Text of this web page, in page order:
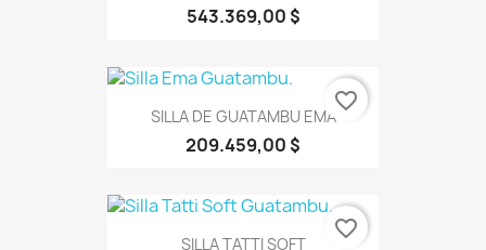
543.369,00 $
SILLA DE GUATAMBU EMA
209.459,00 $
favorite_border
SILLA TATTI SOFT
favorite_border